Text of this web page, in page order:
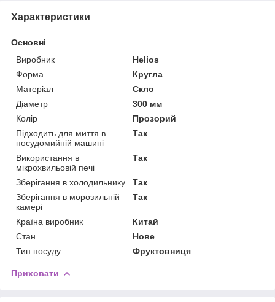
Характеристики
Основні
Виробник
Helios
Форма
Кругла
Матеріал
Скло
Діаметр
300 мм
Колір
Прозорий
Підходить для миття в
посудомийній машині
Так
Використання в
мікрохвильовій печі
Так
Зберігання в холодильнику
Так
Зберігання в морозильній
камері
Так
Країна виробник
Китай
Стан
Нове
Тип посуду
Фруктовниця
Приховати